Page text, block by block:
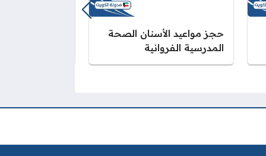
حجز مواعيد الأسنان الصحة
المدرسية الفروانية